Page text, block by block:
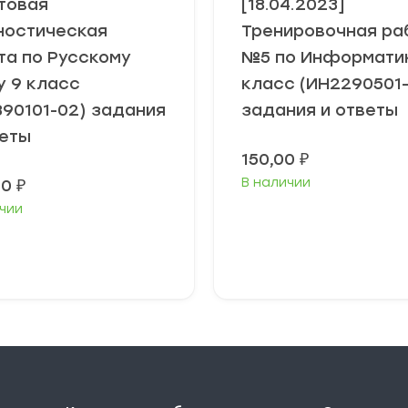
по Русскому
9 класс
02) задания
₽
[18.04.2023]
Тренировочная
№5 по
класс
задания и ответы
150,00 ₽
В наличии